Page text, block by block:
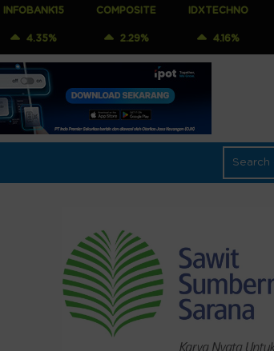
COMPOSITE
2.29%
IDXTECHNO
4.16%
IDXV30
-0.01%